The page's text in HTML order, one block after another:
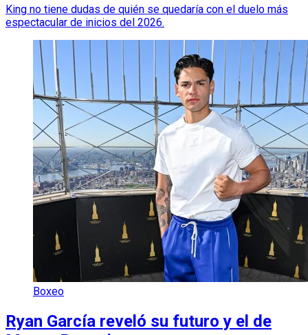
King no tiene dudas de quién se quedaría con el duelo más
espectacular de inicios del 2026.
Boxeo
Ryan García reveló su futuro y el de